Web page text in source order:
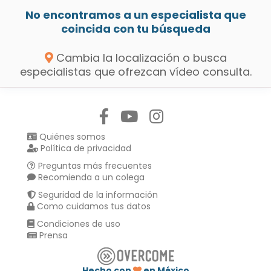
No encontramos a un especialista que
coincida con tu búsqueda
Cambia la localización o busca
especialistas que ofrezcan vídeo consulta.
Quiénes somos
Política de privacidad
Preguntas más frecuentes
Recomienda a un colega
Seguridad de la información
Como cuidamos tus datos
Condiciones de uso
Prensa